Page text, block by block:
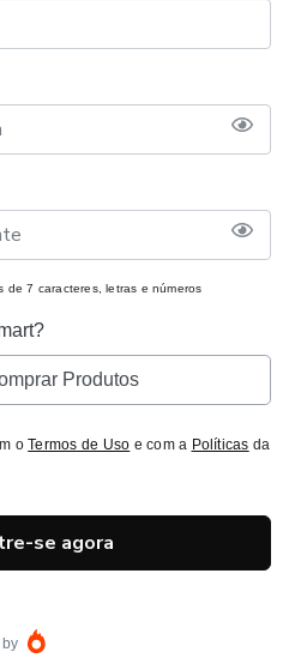
de 7 caracteres, letras e números
Produtos
oTermos de Uso e com a Políticas da
se agora
by